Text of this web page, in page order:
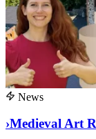
News
›Medieval Art